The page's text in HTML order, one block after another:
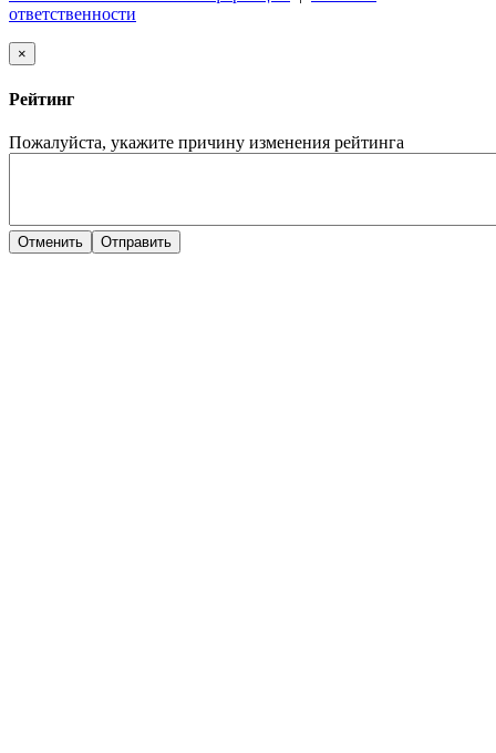
ответственности
×
Рейтинг
Пожалуйста, укажите причину изменения рейтинга
Отменить Отправить